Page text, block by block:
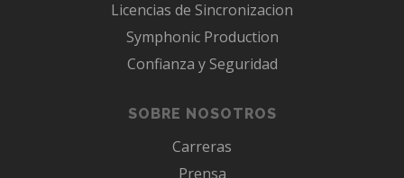
Licencias de Sincronizacion
Symphonic Production
Confianza y Seguridad
SOBRE NOSOTROS
Carreras
Prensa